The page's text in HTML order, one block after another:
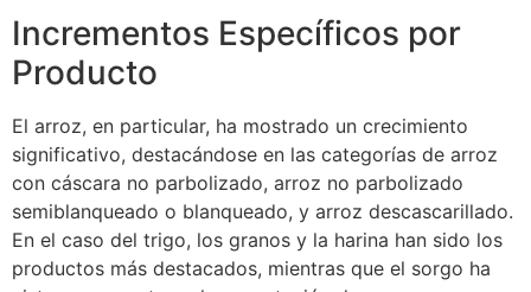
Incrementos Específicos por
Producto
El arroz, en particular, ha mostrado un crecimiento
significativo, destacándose en las categorías de arroz
con cáscara no parbolizado, arroz no parbolizado
semiblanqueado o blanqueado, y arroz descascarillado.
En el caso del trigo, los granos y la harina han sido los
productos más destacados, mientras que el sorgo ha